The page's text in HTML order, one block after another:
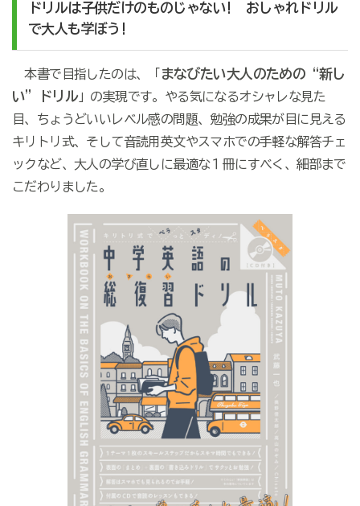
ドリルは子供だけのものじゃない! おしゃれドリル
で大人も学ぼう!
本書で目指したのは、「 まなびたい大人のための“新し
い”ドリル」の実現です。やる気になるオシャレな見た
目、ちょうどいいレベル感の問題、勉強の成果が目に見える
キリトリ式、そして音読用英文やスマホでの手軽な解答チェ
ックなど、大人の学び直しに最適な１冊にすべく、細部まで
こだわりました。